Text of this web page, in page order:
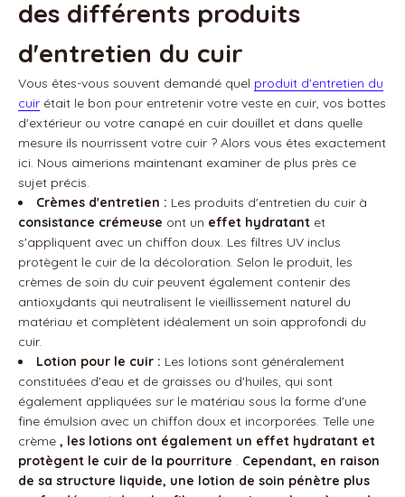
des différents produits
d'entretien du cuir
Vous êtes-vous souvent demandé quel produit d'entretien du
cuir était le bon pour entretenir votre veste en cuir, vos bottes
d'extérieur ou votre canapé en cuir douillet et dans quelle
mesure ils nourrissent votre cuir ? Alors vous êtes exactement
ici. Nous aimerions maintenant examiner de plus près ce
sujet précis.
Crèmes d'entretien : Les produits d'entretien du cuir à
consistance crémeuse ont un effet hydratant et
s'appliquent avec un chiffon doux. Les filtres UV inclus
protègent le cuir de la décoloration. Selon le produit, les
crèmes de soin du cuir peuvent également contenir des
antioxydants qui neutralisent le vieillissement naturel du
matériau et complètent idéalement un soin approfondi du
cuir.
Lotion pour le cuir : Les lotions sont généralement
constituées d'eau et de graisses ou d'huiles, qui sont
également appliquées sur le matériau sous la forme d'une
fine émulsion avec un chiffon doux et incorporées. Telle une
crème , les lotions ont également un effet hydratant et
protègent le cuir de la pourriture . Cependant, en raison
de sa structure liquide, une lotion de soin pénètre plus